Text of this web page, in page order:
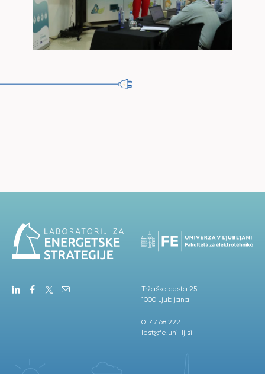
Tržaška cesta 25
1000 Ljubljana
01 47 68 222
lest@fe.uni-lj.si